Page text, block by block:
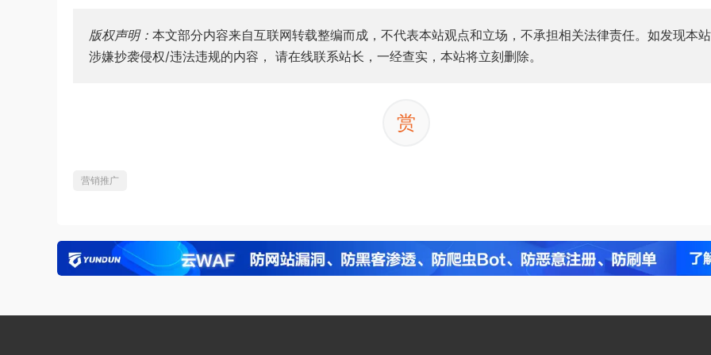
版权声明： 本文部分内容来自互联网转载整编而成，不代表本站观点和立场，不承担相关法律责任。如发现本
涉嫌抄袭侵权/违法违规的内容， 请在线联系站长，一经查实，本站将立刻删除。
赏
营销推广